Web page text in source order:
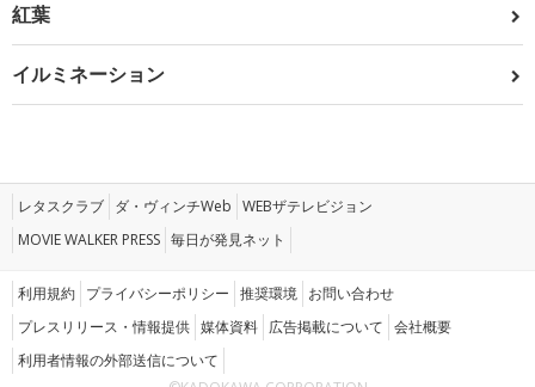
紅葉
イルミネーション
レタスクラブ ダ・ヴィンチWeb WEBザテレビジョン
MOVIE WALKER PRESS 毎日が発見ネット
利用規約 プライバシーポリシー 推奨環境 お問い合わせ
プレスリリース・情報提供 媒体資料 広告掲載について 会社概要
利用者情報の外部送信について